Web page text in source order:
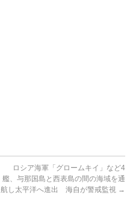
ロシア海軍「グロームキイ」など4
艦、与那国島と西表島の間の海域を通
航し太平洋へ進出 海自が警戒監視 →